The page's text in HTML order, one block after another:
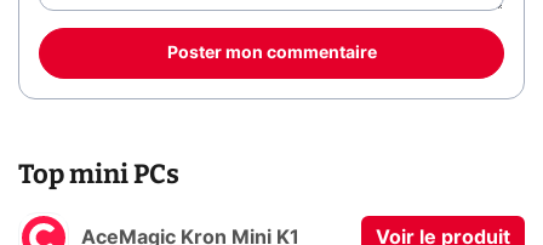
Poster mon commentaire
Top mini PCs
AceMagic Kron Mini K1 Voir le produit